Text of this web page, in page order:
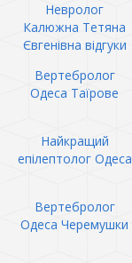
Невролог
Калюжна Тетяна
Євгенівна відгуки
Вертебролог
Одеса Таїрове
Найкращий
епілептолог Одеса
Вертебролог
Одеса Черемушки